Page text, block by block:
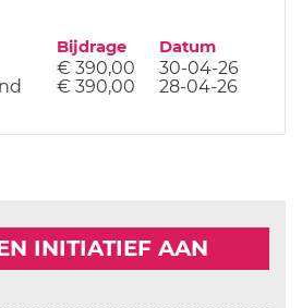
Bijdrage Datum
€ 390,00
30-04-26
€ 390,00 28-04-26
INITIATIEF AAN